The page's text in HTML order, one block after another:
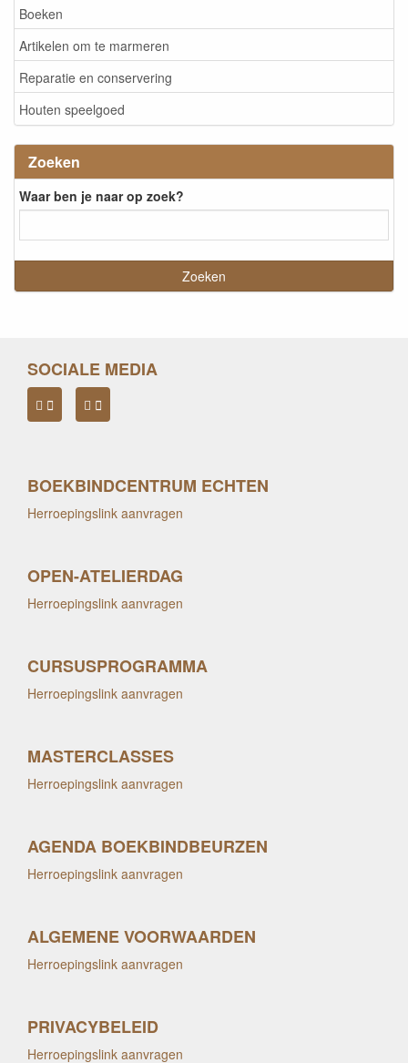
Boeken
Artikelen om te marmeren
Reparatie en conservering
Houten speelgoed
Zoeken
Waar ben je naar op zoek?
SOCIALE MEDIA
BOEKBINDCENTRUM ECHTEN
Herroepingslink aanvragen
OPEN-ATELIERDAG
Herroepingslink aanvragen
CURSUSPROGRAMMA
Herroepingslink aanvragen
MASTERCLASSES
Herroepingslink aanvragen
AGENDA BOEKBINDBEURZEN
Herroepingslink aanvragen
ALGEMENE VOORWAARDEN
Herroepingslink aanvragen
PRIVACYBELEID
Herroepingslink aanvragen